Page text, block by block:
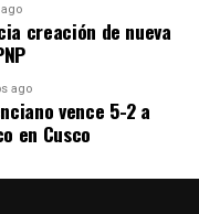
creación de nueva
ago
vence 5-2 a
en Cusco